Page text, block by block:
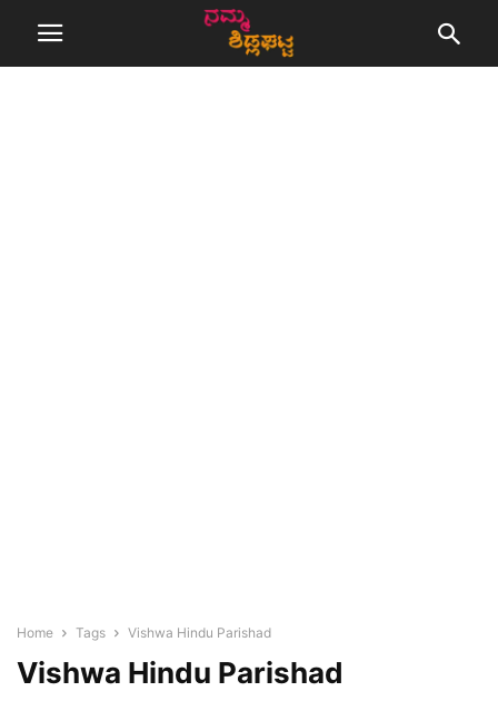
Home Tags Vishwa Hindu Parishad
Vishwa Hindu Parishad